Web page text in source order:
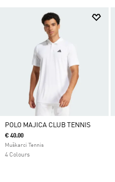
POLO MAJICA CLUB TENNIS
€ 40.00
Muškarci Tennis
4 Colours